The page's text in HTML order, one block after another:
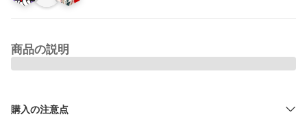
商品の説明
購入の注意点